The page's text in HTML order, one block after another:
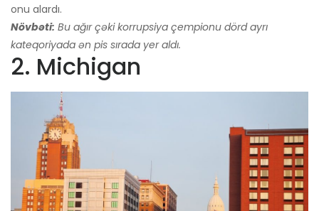
onu alardı.
Növbəti: Bu ağır çəki korrupsiya çempionu dörd ayrı
kateqoriyada ən pis sırada yer aldı.
2. Michigan